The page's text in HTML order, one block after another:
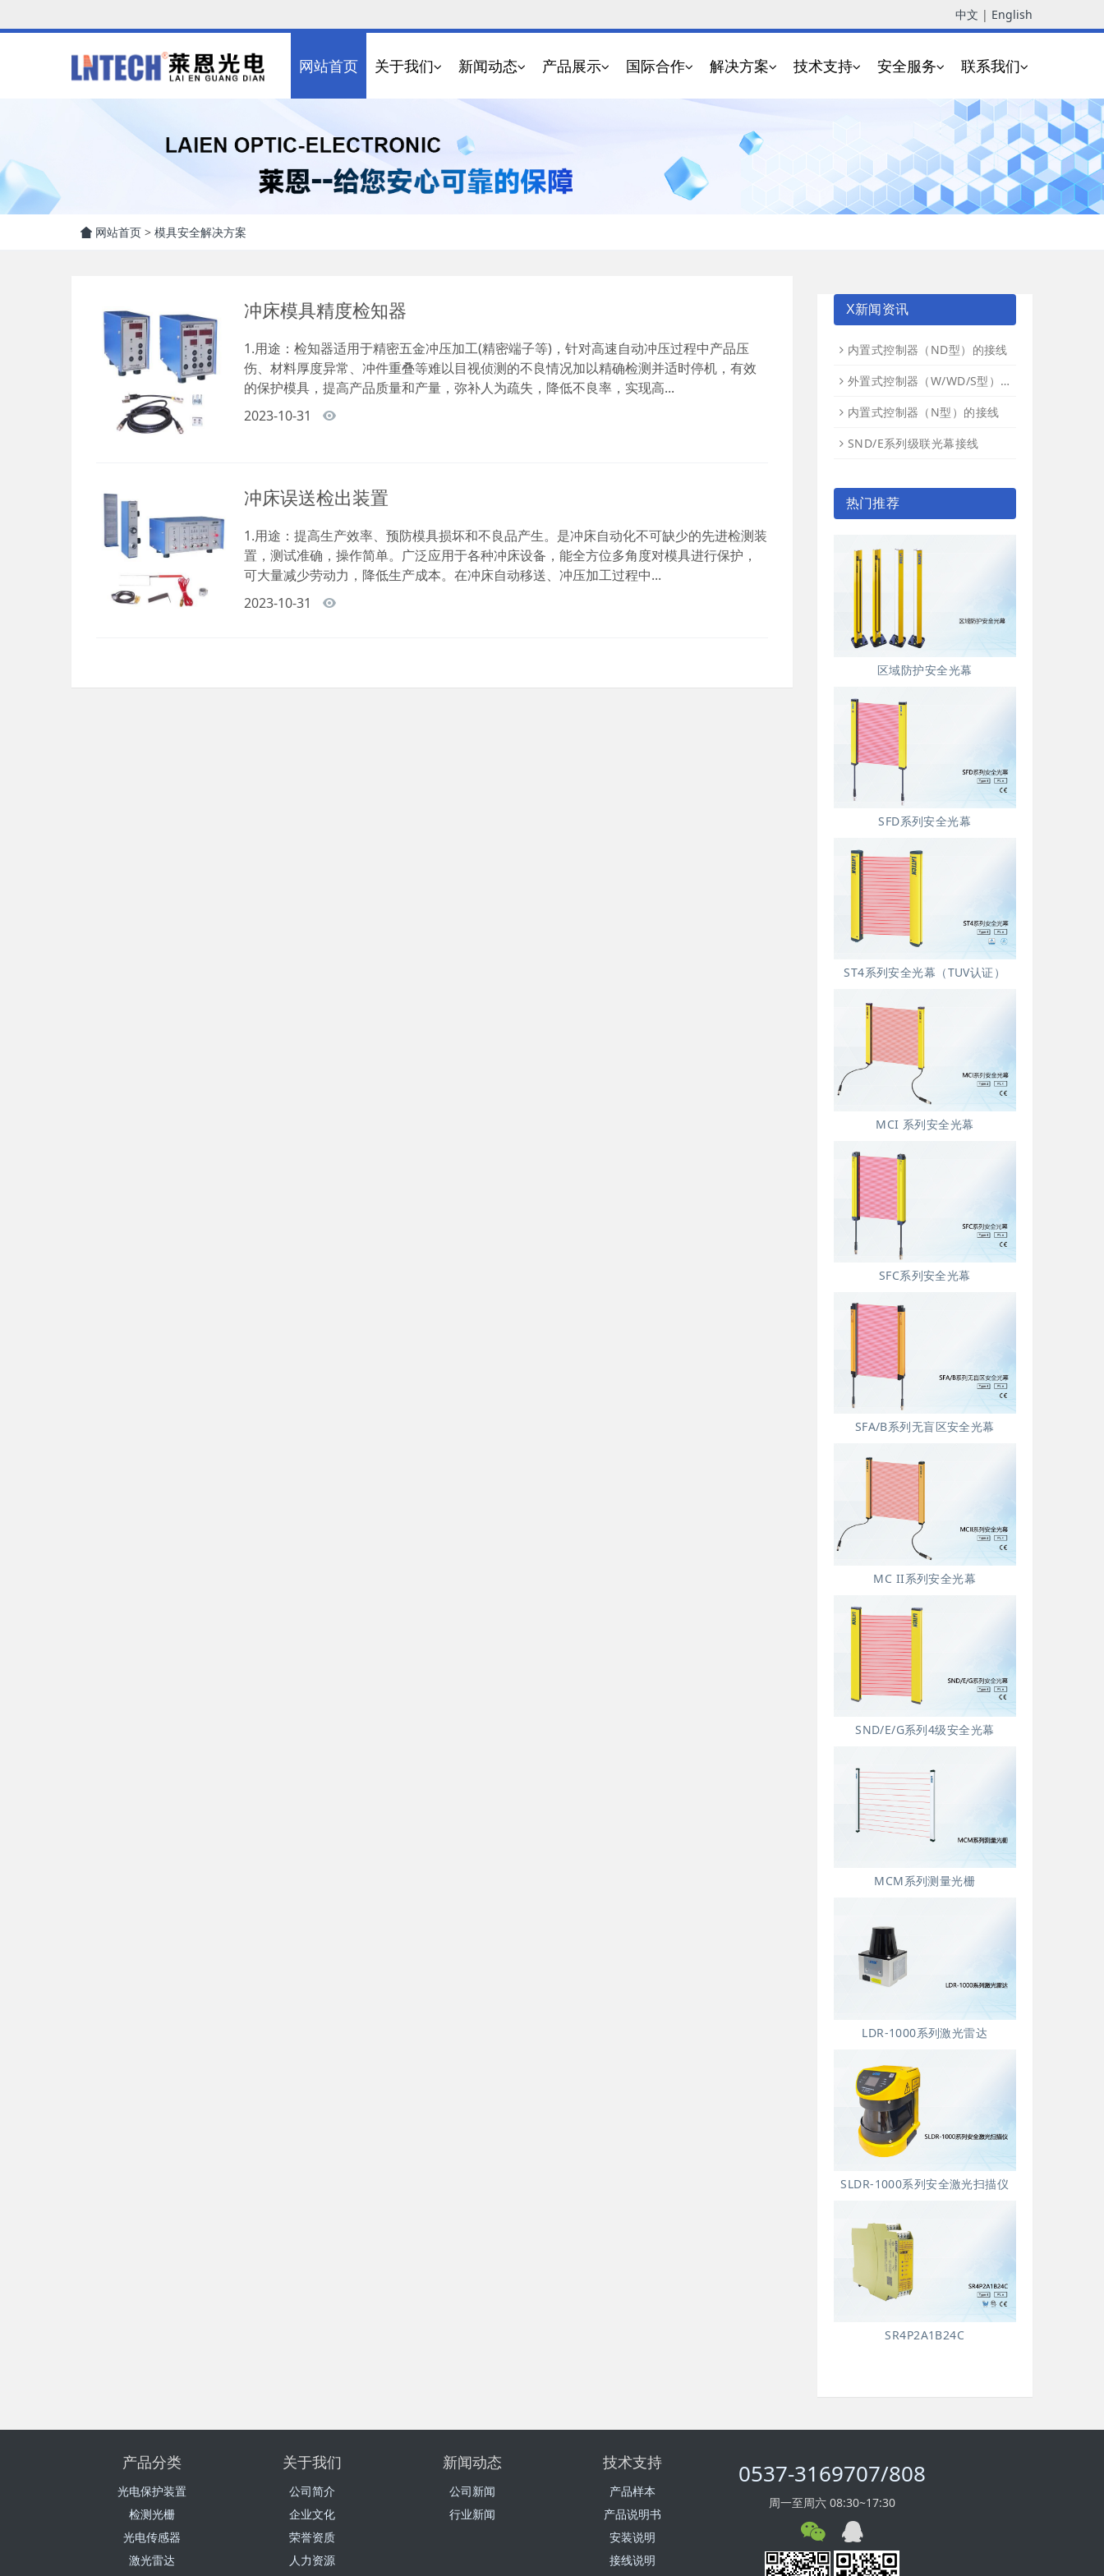
中文 | English
网站首页 关于我们 新闻动态 产品展示 国际合作 解决方案 技术支持 安全服务 联系我们
网站首页 > 模具安全解决方案
冲床模具精度检知器
1.用途：检知器适用于精密五金冲压加工(精密端子等)，针对高速自动冲压过程中产品压
伤、材料厚度异常、冲件重叠等难以目视侦测的不良情况加以精确检测并适时停机，有效
的保护模具，提高产品质量和产量，弥补人为疏失，降低不良率，实现高...
2023-10-31
冲床误送检出装置
1.用途：提高生产效率、预防模具损坏和不良品产生。是冲床自动化不可缺少的先进检测装
置，测试准确，操作简单。广泛应用于各种冲床设备，能全方位多角度对模具进行保护，
可大量减少劳动力，降低生产成本。在冲床自动移送、冲压加工过程中...
2023-10-31
X新闻资讯
内置式控制器（ND型）的接线
外置式控制器（W/WD/S型）的接线
内置式控制器（N型）的接线
SND/E系列级联光幕接线
热门推荐
区域防护安全光幕
SFD系列安全光幕
ST4系列安全光幕（TUV认证）
MCI 系列安全光幕
SFC系列安全光幕
SFA/B系列无盲区安全光幕
MC II系列安全光幕
SND/E/G系列4级安全光幕
MCM系列测量光栅
LDR-1000系列激光雷达
SLDR-1000系列安全激光扫描仪
SR4P2A1B24C
产品分类
光电保护装置
检测光栅
光电传感器
激光雷达
关于我们
公司简介
企业文化
荣誉资质
人力资源
新闻动态
公司新闻
行业新闻
技术支持
产品样本
产品说明书
安装说明
接线说明
0537-3169707/808
周一至周六 08:30~17:30